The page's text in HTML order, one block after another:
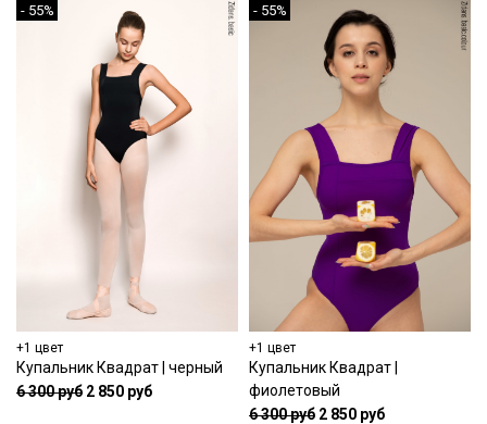
- 55%
+1 цвет
Купальник Квадрат | черный
6 300 руб 2 850 руб
- 55%
+1 цвет
Купальник Квадрат |
фиолетовый
6 300 руб 2 850 руб